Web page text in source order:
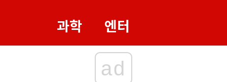
과학 엔터
ad